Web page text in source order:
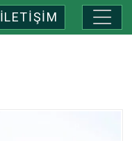
İLETİŞİM